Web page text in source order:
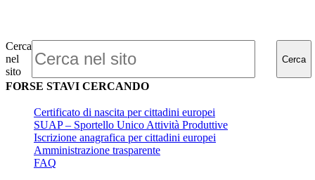
Cerca
nel
sito
Cerca
FORSE STAVI CERCANDO
Certificato di nascita per cittadini europei
SUAP – Sportello Unico Attività Produttive
Iscrizione anagrafica per cittadini europei
Amministrazione trasparente
FAQ